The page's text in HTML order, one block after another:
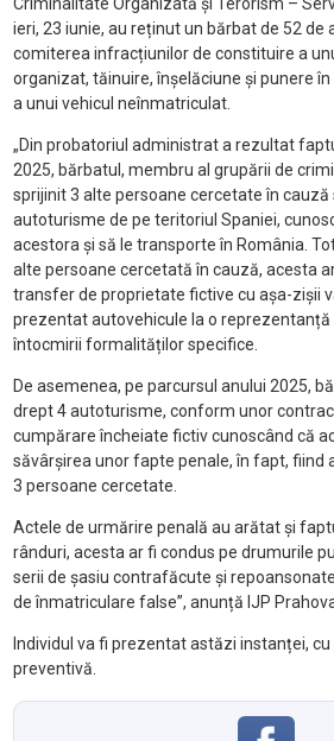
ieri, 23 iunie, au reținut un bărbat de 52 de
comiterea infracțiunilor de constituire a
organizat, tăinuire, înșelăciune și punere
a unui vehicul neînmatriculat.
„Din probatoriul administrat a rezultat
2025, bărbatul, membru al grupării de
sprijinit 3 alte persoane cercetate în
autoturisme de pe teritoriul Spaniei,
acestora și să le transporte în România.
alte persoane cercetată în cauză, acesta
transfer de proprietate fictive cu așa-zișii
prezentat autovehicule la o reprezentanță
întocmirii formalităților specifice.
De asemenea, pe parcursul anului 2025,
drept 4 autoturisme, conform unor
cumpărare încheiate fictiv cunoscând că
săvârșirea unor fapte penale, în fapt, fiind
3 persoane cercetate.
Actele de urmărire penală au arătat și
rânduri, acesta ar fi condus pe drumurile
serii de șasiu contrafăcute și
de înmatriculare false”, anunță IJP
Individul va fi prezentat astăzi instanței,
preventivă.